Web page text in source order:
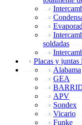
soldadas
Placas y juntas
Alabama
GEA
APV
Sondex
Vicario
Funke